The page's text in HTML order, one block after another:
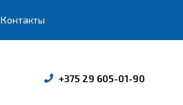
Контакты
+375 29 605-01-90